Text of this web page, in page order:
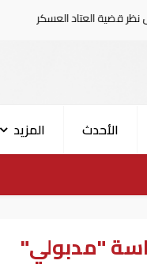
للسودان
الأحدث المزيد
"مدبولي"